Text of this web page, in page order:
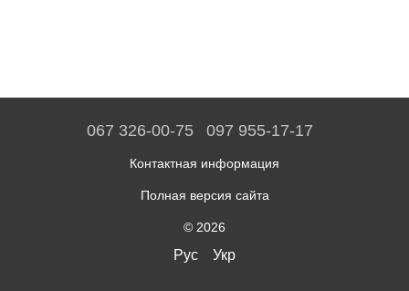
067 326-00-75 097 955-17-17
Контактная информация
Полная версия сайта
© 2026
Рус Укр